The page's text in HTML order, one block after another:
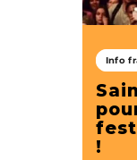
Info
!